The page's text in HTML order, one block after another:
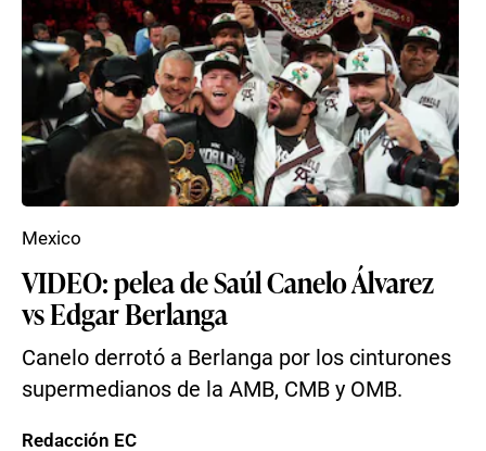
VIDEO: pelea de Saúl Canelo Álvarez
vs Edgar Berlanga
Canelo derrotó a Berlanga por los cinturones
supermedianos de la AMB, CMB y OMB.
Mexico
Redacción EC